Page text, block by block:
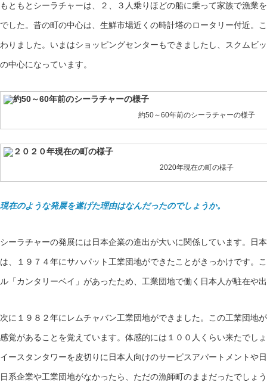
もともとシーラチャーは、２、３人乗りほどの船に乗って家族で漁業
でした。昔の町の中心は、生鮮市場近くの時計塔のロータリー付近。
わりました。いまはショッピングセンターもできましたし、スクムビ
の中心になっています。
約50～60年前のシーラチャーの様子
2020年現在の町の様子
現在のような発展を遂げた理由はなんだったのでしょうか。
シーラチャーの発展には日本企業の進出が大いに関係しています。日
は、１９７４年にサハパット工業団地ができたことがきっかけです。
ル「カンタリーベイ」があったため、工業団地で働く日本人が駐在や
次に１９８２年にレムチャバン工業団地ができました。この工業団地
感覚があることを覚えています。体感的には１００人くらい来たでし
イースタンタワーを皮切りに日本人向けのサービスアパートメントや
日系企業や工業団地がなかったら、ただの漁師町のままだったでしょ